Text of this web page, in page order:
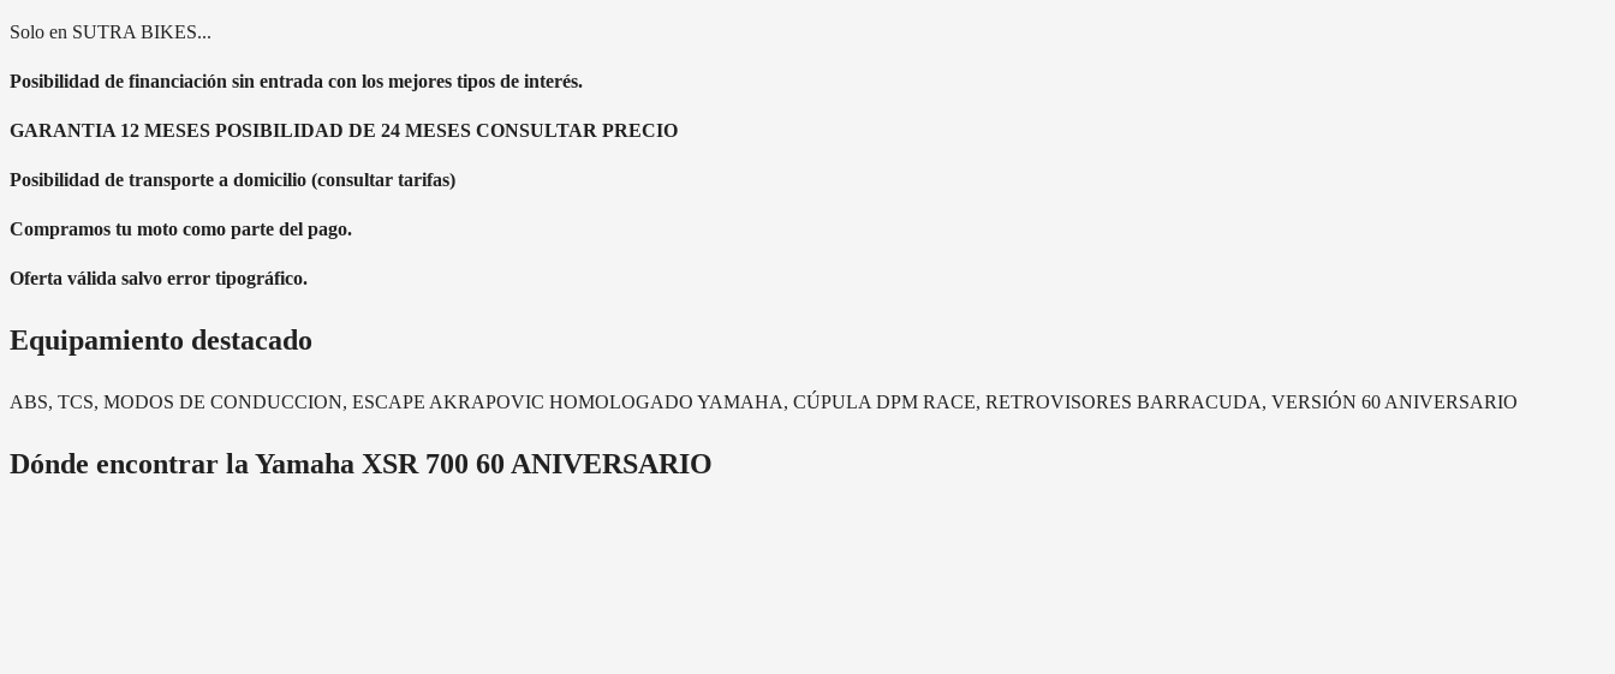
Solo en SUTRA BIKES...
Posibilidad de financiación sin entrada con los mejores tipos de interés.
GARANTIA 12 MESES POSIBILIDAD DE 24 MESES CONSULTAR PRECIO
Posibilidad de transporte a domicilio (consultar tarifas)
Compramos tu moto como parte del pago.
Oferta válida salvo error tipográfico.
Equipamiento destacado
ABS, TCS, MODOS DE CONDUCCION, ESCAPE AKRAPOVIC HOMOLOGADO YAMAHA, CÚPULA DPM RACE, RETROVISORES BARRACUDA, VERSIÓN 60 ANIVERSARIO
Dónde encontrar la Yamaha XSR 700 60 ANIVERSARIO